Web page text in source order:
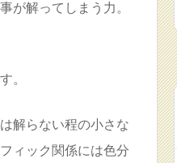
が解ってしまう力。
。
解らない程の小さな
ィック関係には色分